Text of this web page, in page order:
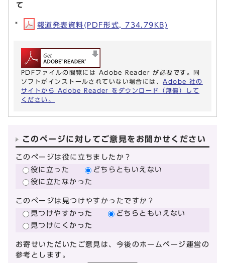
て
報道発表資料(PDF形式, 734.79KB)
PDFファイルの閲覧には Adobe Reader が必要です。同
ソフトがインストールされていない場合には、 Adobe 社の
サイトから Adobe Reader をダウンロード（無償）して
ください。
このページに対してご意見をお聞かせください
このページは役に立ちましたか？
役に立った
どちらともいえない
役に立たなかった
このページは見つけやすかったですか？
見つけやすかった
どちらともいえない
見つけにくかった
お寄せいただいたご意見は、今後のホームページ運営の
参考とします。